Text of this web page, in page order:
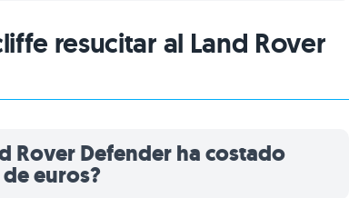
resucitar al Land Rover
Rover Defender ha costado
euros?